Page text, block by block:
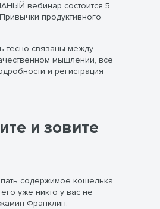
вебинар состоится 5
продуктивного
тесно связаны между
мышлении, все
и регистрация
и зовите
содержимое кошелька
уже никто у вас не
Франклин.